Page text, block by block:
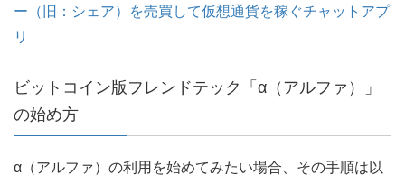
ー（旧：シェア）を売買して仮想通貨を稼ぐチャットアプ
リ
ビットコイン版フレンドテック「α（アルファ）」
の始め方
α（アルファ）の利用を始めてみたい場合、その手順は以